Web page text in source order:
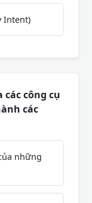
Intent)
công cụ
các
những